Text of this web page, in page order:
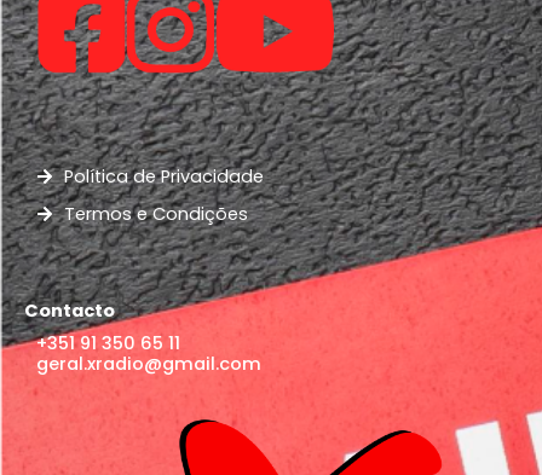
Política de Privacidade
Termos e Condições
Contacto
+351 91 350 65 11
geral.xradio@gmail.com